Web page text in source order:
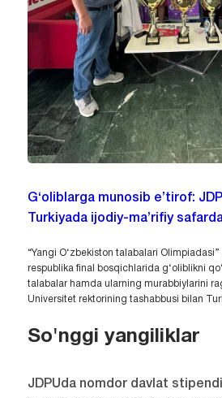
G‘oliblarga munosib e’tirof:
Turkiyada ijodiy-ma’rifiy
“Yangi O‘zbekiston talabalari
respublika final bosqichlarida g‘oliblikni
talabalar hamda ularning murabbiylarini
Universitet rektorining tashabbusi bilan
So'nggi yangiliklar
JDPUda nomdor davlat